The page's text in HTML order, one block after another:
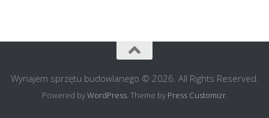
Wynajem sprzętu budowlanego © 2026. All Rights Reserved.
Powered byWordPress. Theme by Press Customizr.